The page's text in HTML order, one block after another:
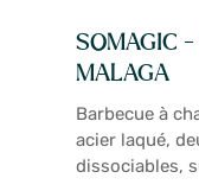
SOMAGIC
MALAGA
Barbecue à
acier laqué,
dissociables,